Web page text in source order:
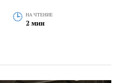
НА ЧТЕНИЕ
2 мин